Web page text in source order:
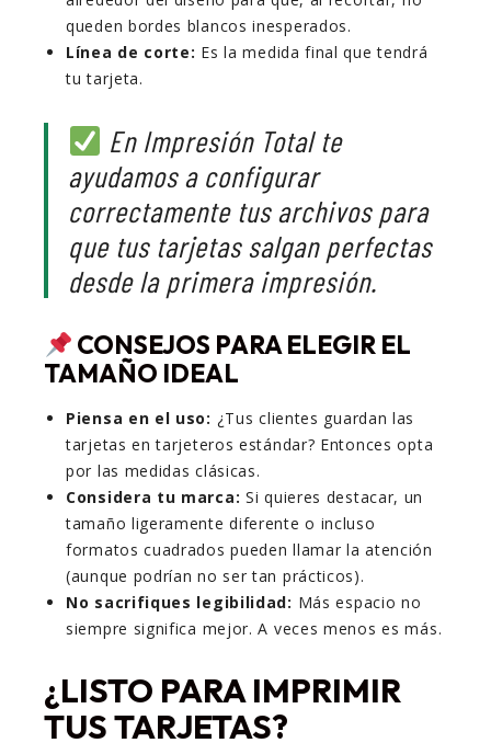
queden bordes blancos inesperados.
Línea de corte: Es la medida final que tendrá
tu tarjeta.
En Impresión Total te
ayudamos a configurar
correctamente tus archivos para
que tus tarjetas salgan perfectas
desde la primera impresión.
CONSEJOS PARA ELEGIR EL
TAMAÑO IDEAL
Piensa en el uso: ¿Tus clientes guardan las
tarjetas en tarjeteros estándar? Entonces opta
por las medidas clásicas.
Considera tu marca: Si quieres destacar, un
tamaño ligeramente diferente o incluso
formatos cuadrados pueden llamar la atención
(aunque podrían no ser tan prácticos).
No sacrifiques legibilidad: Más espacio no
siempre significa mejor. A veces menos es más.
¿LISTO PARA IMPRIMIR
TUS TARJETAS?